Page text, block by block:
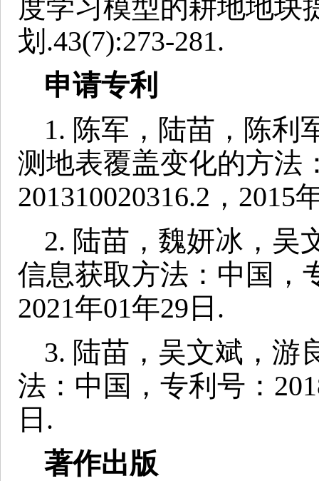
度学习模型的耕地地块
划.43(7):273-281.
申请专利
1. 陈军，陆苗，陈利
测地表覆盖变化的方
201310020316.2，2015
2. 陆苗，魏妍冰，吴
信息获取方法：中国，
2021年01年29日.
3. 陆苗，吴文斌，游
法：中国，专利号：
日.
著作出版